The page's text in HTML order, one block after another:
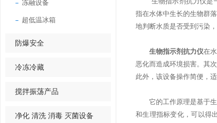
冻融设备
超低温冰箱
防爆安全
冷冻冷藏
搅拌振荡产品
净化 清洗 消毒 灭菌设备
指在水体中生长的生物群
地判断水质是否受到污染
生物指示剂抗力仪在
恶化而造成环境损害。其
此外，该设备操作简便，
它的工作原理是基于生
和生理指标变化，可以得